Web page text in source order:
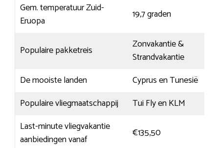
Gem. temperatuur Zuid-
Eruopa
19,7 graden
Populaire pakketreis
Zonvakantie &
Strandvakantie
De mooiste landen
Cyprus en Tunesië
Populaire vliegmaatschappij
Tui Fly en KLM
Last-minute vliegvakantie
aanbiedingen vanaf
€135,50